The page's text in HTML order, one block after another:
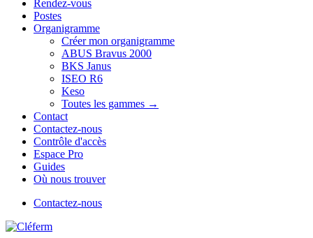
Rendez-vous
Postes
Organigramme
Créer mon organigramme
ABUS Bravus 2000
BKS Janus
ISEO R6
Keso
Toutes les gammes →
Contact
Contactez-nous
Contrôle d'accès
Espace Pro
Guides
Où nous trouver
Contactez-nous